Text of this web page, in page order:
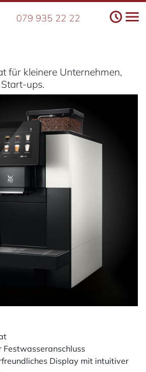
079 935 22 22
für kleinere Unternehmen,
ups.
Display mit intuitiver